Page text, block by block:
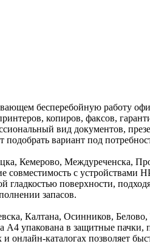
бесперебойную работу
копиров, факсов,
вид документов,
вариант под
Кемерово, Междуреченска,
с устройствами
поверхности,
запасов.
Калтана, Осинников,
А4 упакована в защитные
онлайн-каталогах позволяет